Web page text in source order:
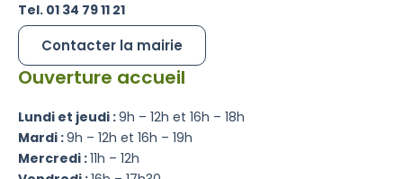
Tel. 01 34 79 11 21
Contacter la mairie
Ouverture accueil
Lundi et jeudi :9h – 12h et 16h – 18h
Mardi :9h – 12h et 16h – 19h
Mercredi :11h – 12h